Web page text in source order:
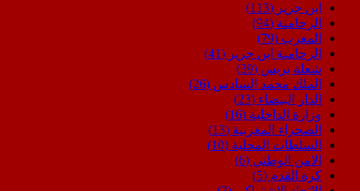
ابن جرير (113)
الرحامنة (94)
المغرب (79)
الرحامنة ابن جرير (41)
شعلة بريس (39)
الملك محمد السادس (26)
الدار البيضاء (23)
وزارة الداخلية (16)
الصحراء المغربية (13)
السلطات المحلية (10)
الامن الوطني (6)
كرة القدم (5)